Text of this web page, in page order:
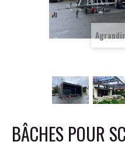
BÂCHES POUR